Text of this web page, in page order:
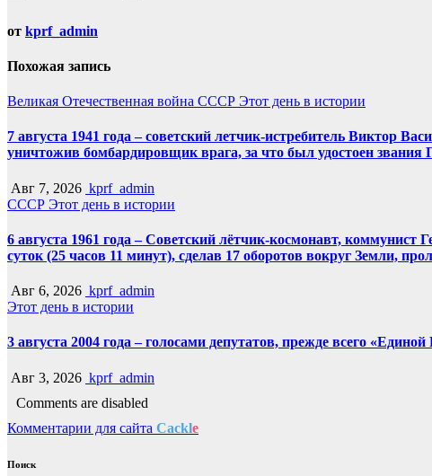
от kprf_admin
Похожая запись
Великая Отечественная война СССР Этот день в истории
7 августа 1941 года – советский летчик-истребитель Виктор
уничтожив бомбардировщик врага, за что был удостоен звания
Авг 7, 2026 kprf_admin
СССР Этот день в истории
6 августа 1961 года – Советский лётчик-космонавт,
суток (25 часов 11 минут), сделав 17 оборотов вокруг Земли,
Авг 6, 2026 kprf_admin
Этот день в истории
3 августа 2004 года – голосами депутатов, прежде всего
Авг 3, 2026 kprf_admin
Comments are disabled
Комментарии для сайта Cackle
Поиск